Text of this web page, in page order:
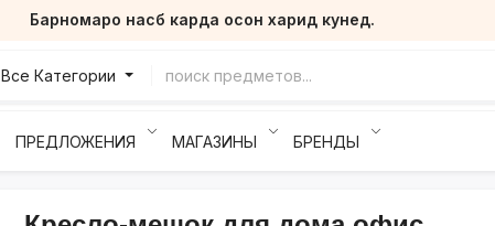
Барномаро насб карда осон харид кунед.
Все Категории
ПРЕДЛОЖЕНИЯ МАГАЗИНЫ БРЕНДЫ